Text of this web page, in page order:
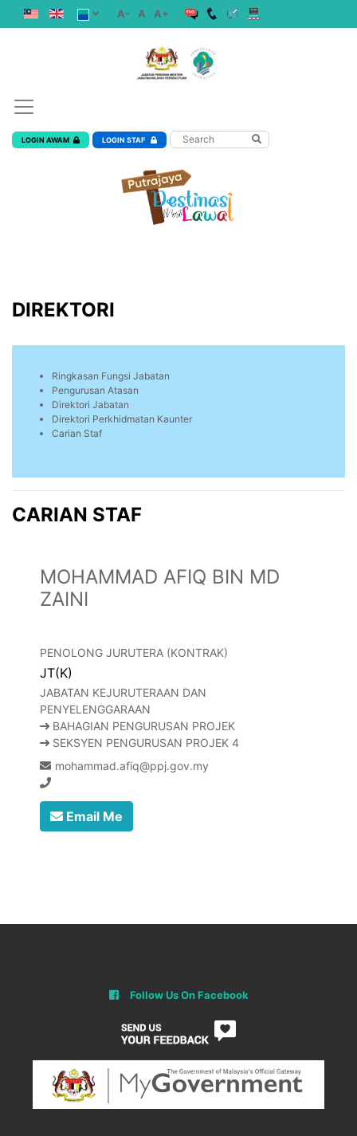
A- A A+
LOGIN AWAM LOGIN STAF
DIREKTORI
Ringkasan Fungsi Jabatan
Pengurusan Atasan
Direktori Jabatan
Direktori Perkhidmatan Kaunter
Carian Staf
CARIAN STAF
MOHAMMAD AFIQ BIN MD
ZAINI
PENOLONG JURUTERA (KONTRAK)
JT(K)
JABATAN KEJURUTERAAN DAN
PENYELENGGARAAN
BAHAGIAN PENGURUSAN PROJEK
SEKSYEN PENGURUSAN PROJEK 4
mohammad.afiq@ppj.gov.my
Email Me
Follow Us On Facebook